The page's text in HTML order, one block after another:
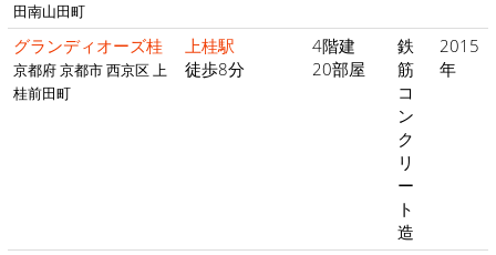
田南山田町
グランディオーズ桂
京都府 京都市 西京区 上
桂前田町
上桂駅
徒歩8分
4階建
20部屋
鉄
筋
コ
ン
ク
リ
ー
ト
造
2015
年